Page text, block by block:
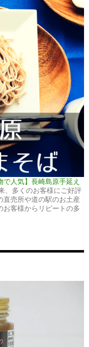
で人気】長崎島原手延え
、多くのお客様にご好評
直売所や道の駅のお土産
お客様からリピートの多